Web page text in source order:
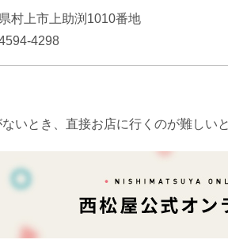
村上市上助渕1010番地
4298
いとき、直接お店に行くのが難しい